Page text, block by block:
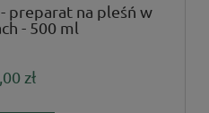
preparat na pleśń w
- 500 ml
zł